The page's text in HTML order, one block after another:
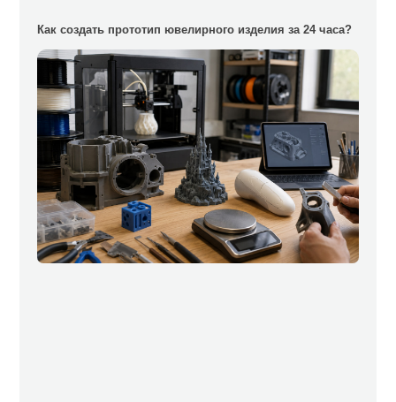
Как создать прототип ювелирного изделия за 24 часа?